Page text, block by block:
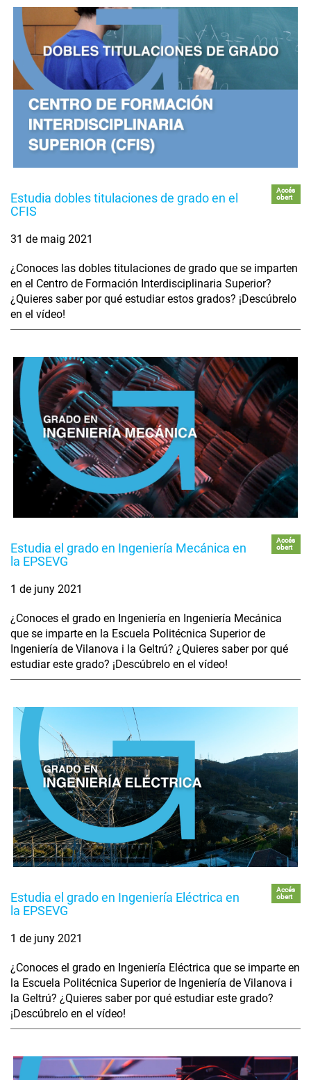
Estudia dobles titulaciones de grado en el
CFIS
Accés
obert
31 de maig 2021
¿Conoces las dobles titulaciones de grado que se imparten
en el Centro de Formación Interdisciplinaria Superior?
¿Quieres saber por qué estudiar estos grados? ¡Descúbrelo
en el vídeo!
Estudia el grado en Ingeniería Mecánica en
la EPSEVG
Accés
obert
1 de juny 2021
¿Conoces el grado en Ingeniería en Ingeniería Mecánica
que se imparte en la Escuela Politécnica Superior de
Ingeniería de Vilanova i la Geltrú? ¿Quieres saber por qué
estudiar este grado? ¡Descúbrelo en el vídeo!
Estudia el grado en Ingeniería Eléctrica en
la EPSEVG
Accés
obert
1 de juny 2021
¿Conoces el grado en Ingeniería Eléctrica que se imparte en
la Escuela Politécnica Superior de Ingeniería de Vilanova i
la Geltrú? ¿Quieres saber por qué estudiar este grado?
¡Descúbrelo en el vídeo!